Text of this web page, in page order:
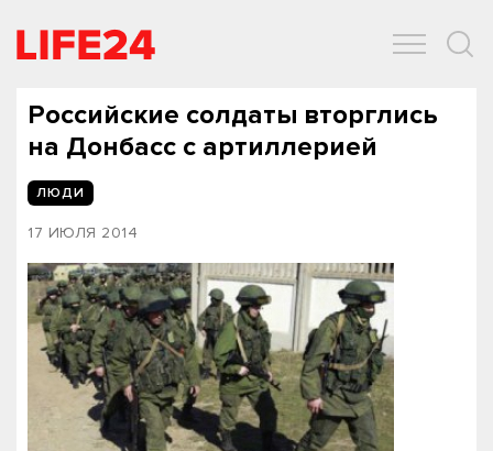
Российские солдаты вторглись
на Донбасс с артиллерией
ЛЮДИ
17 ИЮЛЯ 2014